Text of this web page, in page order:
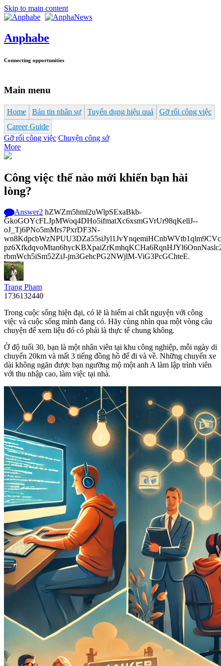
Skip to main content
Anphabe
Connecting opportunities
Main menu
Home Bản tin nhân sự Tuyển dụng hiệu quả
Gỡ rối công việc
Career Guide
Gỡ rối công việc Chuyện công sở
More
Công việc thế nào mới khiến bạn hài
lòng?
Answer2 hZWZm5hml2uWlpSExaBkb-
GkoGOYcFLJpMWoq4DHo5ifmatXc6xsmGVrUr98qKellJ--
oJ_Tj6PNo5mMrs7PxrDF3N-
rbmWch5iSm52ZiJ-jm3GehcPG2NWjlM-ViG3PcGChteE.
Trang Pham
1736132440
Trong cuộc sống hiện đại, có lẽ là hiếm ai chắt nguyện với công
việc và cuộc sống mình đang có. Hãy cùng nhìn qua một vòng câu
chuyện để xem liệu đó có phải là thực tế chung không.
Ờ độ tuổi 30, bạn là một nhân viên tại khu công nghiệp, mỗi ngày di
chuyển 20km và mất 3 tiếng đồng hồ để đi và về. Những chuyến xe
dài không ngăn được bạn ngưỡng mộ một anh A làm lập trình viên
với thu nhập cao, làm việc tại nhà.